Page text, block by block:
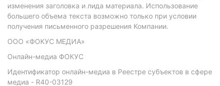
изменения заголовка и лида материала. Использование
большего объема текста возможно только при условии
получения письменного разрешения Компании.
ООО «ФОКУС МЕДИА»
Онлайн-медиа ФОКУС
Идентификатор онлайн-медиа в Реестре субъектов в сфере
медиа - R40-03129